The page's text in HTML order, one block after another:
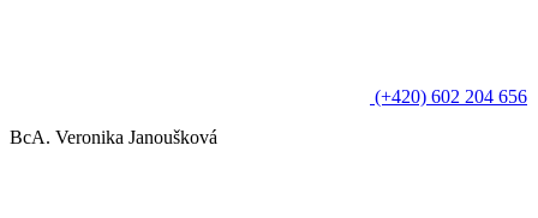
(+420) 602 204 656
BcA. Veronika Janoušková